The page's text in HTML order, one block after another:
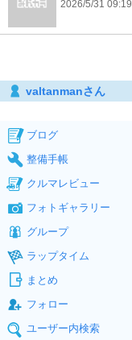
2026/5/31 09:19
valtanmanさん
ブログ
整備手帳
クルマレビュー
フォトギャラリー
グループ
ラップタイム
まとめ
フォロー
ユーザー内検索